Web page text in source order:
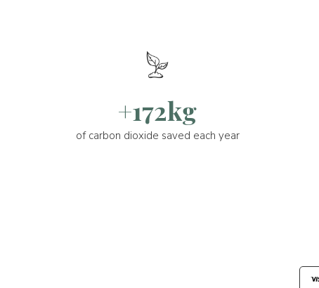
+172kg
of carbon dioxide saved each year